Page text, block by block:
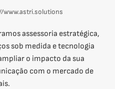
www.astri.solutions
assessoria estratégica,
sob medida e tecnologia
o impacto da sua
com o mercado de